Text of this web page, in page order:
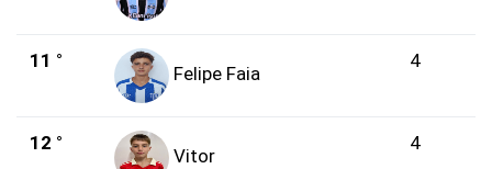
11 °
Felipe Faia
4
12 °
Vitor
4